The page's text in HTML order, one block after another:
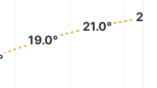
19.0°
21.0°